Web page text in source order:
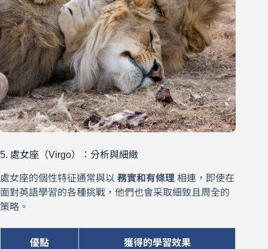
5. 處女座（Virgo）：分析與細緻
處女座的個性特征通常與以 務實和有條理 相連，即使在
面對英語學習的各種挑戰，他們也會采取細致且周全的
策略。
優點 獲得的學習效果